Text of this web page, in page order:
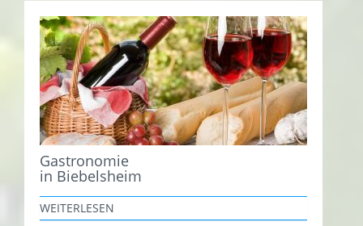
Gastronomie
in Biebelsheim
WEITERLESEN